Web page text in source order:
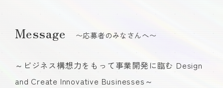
Message 〜応募者のみなさんへ〜
～ビジネス構想力をもって事業開発に臨む Design
and Create Innovative Businesses～